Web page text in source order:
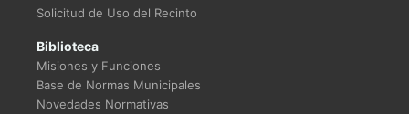
Solicitud de Uso del Recinto
Biblioteca
Misiones y Funciones
Base de Normas Municipales
Novedades Normativas